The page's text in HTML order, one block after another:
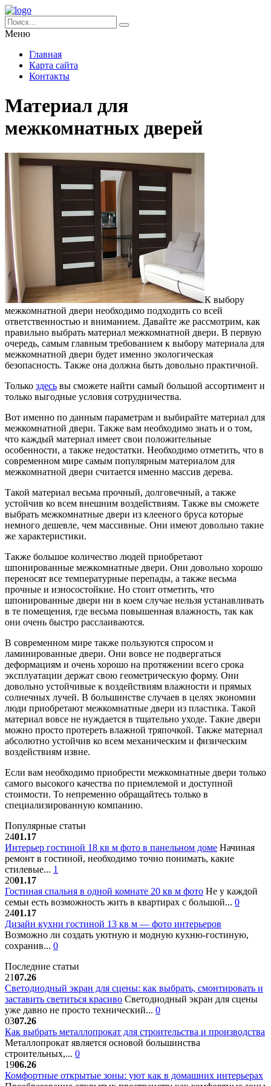
Меню
Главная
Карта сайта
Контакты
Материал для
межкомнатных дверей
К выбору
межкомнатной двери необходимо подходить со всей
ответственностью и вниманием. Давайте же рассмотрим, как
правильно выбрать материал межкомнатной двери. В первую
очередь, самым главным требованием к выбору материала для
межкомнатной двери будет именно экологическая
безопасность. Также она должна быть довольно практичной.
Только здесь вы сможете найти самый большой ассортимент и
только выгодные условия сотрудничества.
Вот именно по данным параметрам и выбирайте материал для
межкомнатной двери. Также вам необходимо знать и о том,
что каждый материал имеет свои положительные
особенности, а также недостатки. Необходимо отметить, что в
современном мире самым популярным материалом для
межкомнатной двери считается именно массив дерева.
Такой материал весьма прочный, долговечный, а также
устойчив ко всем внешним воздействиям. Также вы сможете
выбрать межкомнатные двери из клееного бруса которые
немного дешевле, чем массивные. Они имеют довольно такие
же характеристики.
Также большое количество людей приобретают
шпонированные межкомнатные двери. Они довольно хорошо
переносят все температурные перепады, а также весьма
прочные и износостойкие. Но стоит отметить, что
шпонированные двери ни в коем случае нельзя устанавливать
в те помещения, где весьма повышенная влажность, так как
они очень быстро расслаиваются.
В современном мире также пользуются спросом и
ламинированные двери. Они вовсе не подвергаться
деформациям и очень хорошо на протяжении всего срока
эксплуатации держат свою геометрическую форму. Они
довольно устойчивые к воздействиям влажности и прямых
солнечных лучей. В большинстве случаев в целях экономии
люди приобретают межкомнатные двери из пластика. Такой
материал вовсе не нуждается в тщательно уходе. Такие двери
можно просто протереть влажной тряпочкой. Также материал
абсолютно устойчив ко всем механическим и физическим
воздействиям извне.
Если вам необходимо приобрести межкомнатные двери только
самого высокого качества по приемлемой и доступной
стоимости. То непременно обращайтесь только в
специализированную компанию.
Популярные статьи
2401.17
Интерьер гостиной 18 кв м фото в панельном доме Начиная
ремонт в гостиной, необходимо точно понимать, какие
стилевые... 1
2001.17
Гостиная спальня в одной комнате 20 кв м фото Не у каждой
семьи есть возможность жить в квартирах с большой... 0
2401.17
Дизайн кухни гостиной 13 кв м — фото интерьеров
Возможно ли создать уютную и модную кухню-гостиную,
сохранив... 0
Последние статьи
2107.26
Светодиодный экран для сцены: как выбрать, смонтировать и
заставить светиться красиво Светодиодный экран для сцены
уже давно не просто технический... 0
0307.26
Как выбрать металлопрокат для строительства и производства
Металлопрокат является основой большинства
строительных,... 0
1906.26
Комфортные открытые зоны: уют как в домашних интерьерах